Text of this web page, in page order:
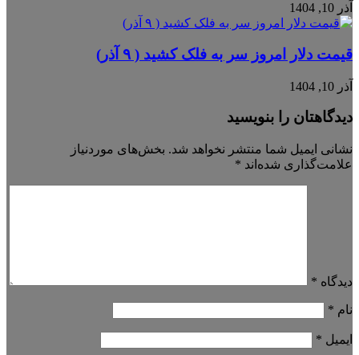
آذر 10, 1404
قیمت دلار امروز سر به فلک کشید ( ۹ آذر)
آذر 10, 1404
دیدگاهتان را بنویسید
نشانی ایمیل شما منتشر نخواهد شد. بخش‌های موردنیاز
علامت‌گذاری شده‌اند *
دیدگاه *
نام *
ایمیل *